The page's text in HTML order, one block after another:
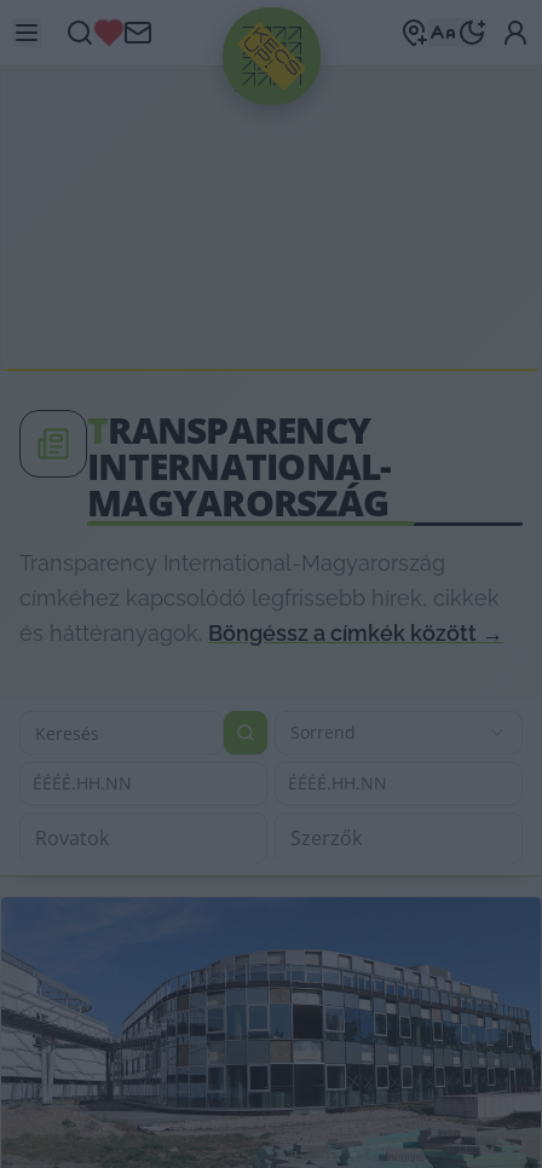
HIRDETÉS
TRANSPARENCY
INTERNATIONAL-
MAGYARORSZÁG
Transparency International-Magyarország
címkéhez kapcsolódó legfrissebb hírek, cikkek
és háttéranyagok. Böngéssz a címkék között →
Sorrend
ÉÉÉÉ.HH.NN ÉÉÉÉ.HH.NN